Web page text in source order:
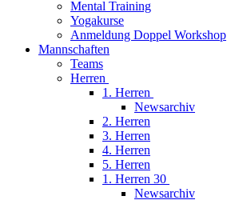
Mental Training
Yogakurse
Anmeldung Doppel Workshop
Mannschaften
Teams
Herren
1. Herren
Newsarchiv
2. Herren
3. Herren
4. Herren
5. Herren
1. Herren 30
Newsarchiv